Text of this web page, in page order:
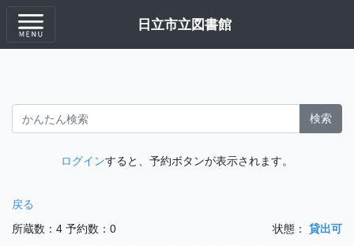
日立市立図書館
検索
ログインすると、予約ボタンが表示されます。
戻る
所蔵数：4 予約数：0 状態：
貸出可